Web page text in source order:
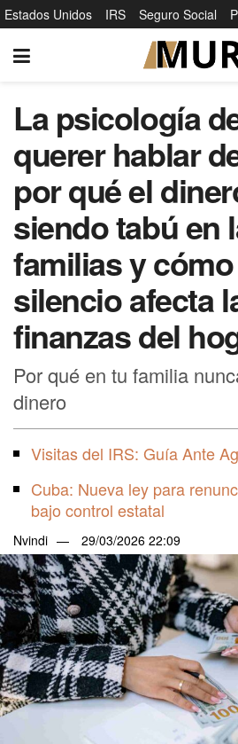
Estados Unidos IRS Seguro Social
La psicología
querer hablar
por qué el
siendo tabú en
familias y
silencio afecta
finanzas del
Por qué en tu familia
dinero
Visitas del IRS: Guía Ante
Cuba: Nueva ley para
bajo control estatal
Nvindi 29/03/2026 22:09